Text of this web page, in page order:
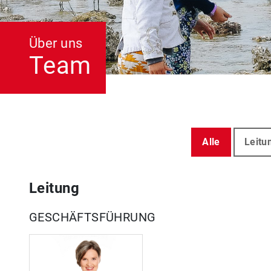
Team
Über uns
Alle
Leitung
GESCHÄFTSFÜHRUNG